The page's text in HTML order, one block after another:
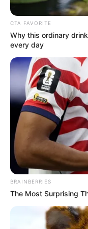
Cortesía X -
Medellín
Encapuchados
Por:Anthonny José
Junio 3, 2026
CTA FAVORITE
Why this ordinary
every day
BRAINBERRIES
The Most Surprising